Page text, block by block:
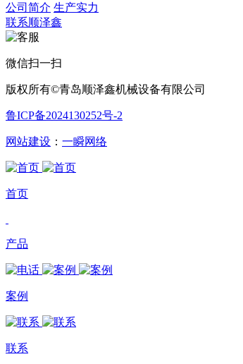
公司简介 生产实力
联系顺泽鑫
微信扫一扫
版权所有©青岛顺泽鑫机械设备有限公司
鲁ICP备2024130252号-2
网站建设 ： 一瞬网络
首页
产品
案例
联系